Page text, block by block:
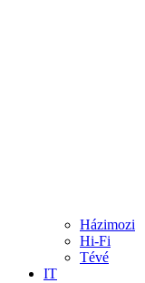
Házimozi
Hi-Fi
Tévé
IT